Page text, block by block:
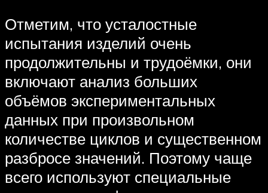
Отметим, что усталостные
испытания изделий очень
продолжительны и трудоёмки, они
включают анализ больших
объёмов экспериментальных
данных при произвольном
количестве циклов и существенном
разбросе значений. Поэтому чаще
всего используют специальные